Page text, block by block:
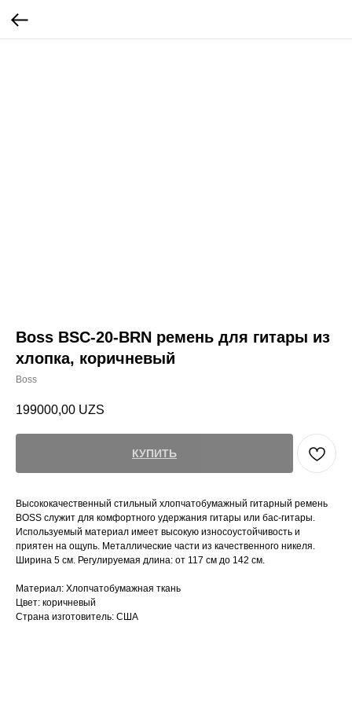
Boss BSC-20-BRN ремень для гитары из
хлопка, коричневый
Boss
199000,00 UZS
КУПИТЬ
Высококачественный стильный хлопчатобумажный гитарный ремень
BOSS служит для комфортного удержания гитары или бас-гитары.
Используемый материал имеет высокую износоустойчивость и
приятен на ощупь. Металлические части из качественного никеля.
Ширина 5 см. Регулируемая длина: от 117 см до 142 см.
Материал: Хлопчатобумажная ткань
Цвет: коричневый
Страна изготовитель: США